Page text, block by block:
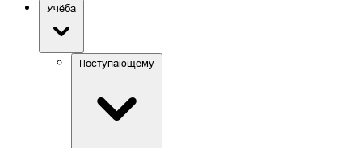
Учёба
Поступающему